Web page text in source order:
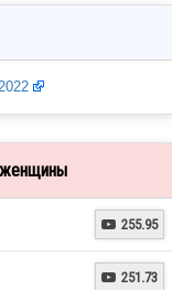
женщины
 255.95
 251.73